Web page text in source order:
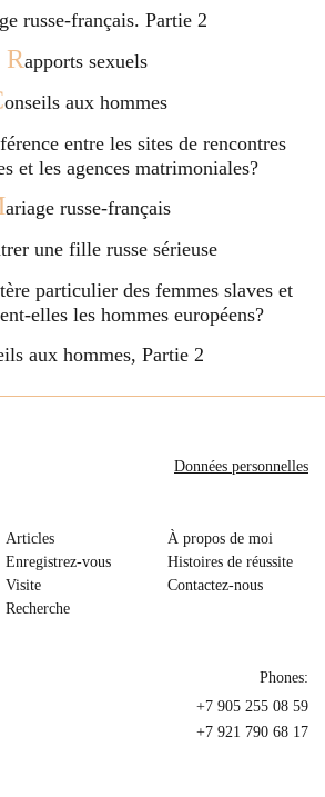
russe-français. Partie 2
Rapports sexuels
onseils aux hommes
entre les sites de rencontres
et les agences matrimoniales?
ariage russe-français
une fille russe sérieuse
particulier des femmes slaves et
elles les hommes européens?
aux hommes, Partie 2
Articles
Enregistrez-vous
Visite
Recherche
À propos de moi
Histoires de réussite
Contactez-nous
Données personnelles
Phones:
+7 905 255 08 59
+7 921 790 68 17